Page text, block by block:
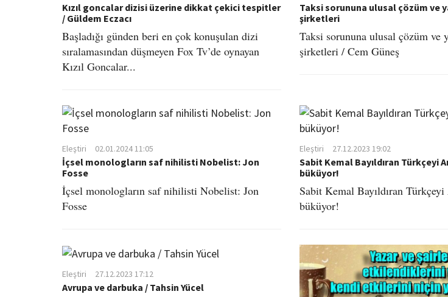
Kızıl goncalar dizisi üzerine dikkat çekici tespitler
/ Güldem Eczacı
Başladığı günden beri en çok konuşulan dizi
sıralamasından düşmeyen Fox Tv’de oynayan
Kızıl Goncalar...
Taksi sorununa ulusal çözüm ve
şirketleri
Taksi sorununa ulusal çözüm ve
şirketleri / Cem Güneş
Eleştiri 02.01.2024 11:05
İçsel monologların saf nihilisti Nobelist: Jon
Fosse
İçsel monologların saf nihilisti Nobelist: Jon
Fosse
Eleştiri 27.12.2023 19:02
Sabit Kemal Bayıldıran Türkçeyi
büküyor!
Sabit Kemal Bayıldıran Türkçeyi
büküyor!
Eleştiri 27.12.2023 17:12
Avrupa ve darbuka / Tahsin Yücel